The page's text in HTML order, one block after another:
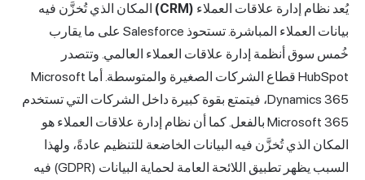
يُعد نظام إدارة علاقات العملاء(CRM)
المكان الذي تُخزَّن فيه
بيانات العملاء المباشرة. تستحوذ Salesforce على ما يقارب
خُمس سوق أنظمة إدارة علاقات العملاء العالمي. وتتصدر
HubSpot قطاع الشركات الصغيرة والمتوسطة. أما Microsoft
Dynamics 365، فيتمتع بقوة كبيرة داخل الشركات التي تستخدم
Microsoft 365 بالفعل. كما أن نظام إدارة علاقات العملاء هو
المكان الذي تُخزَّن فيه البيانات الخاضعة للتنظيم عادةً، ولهذا
السبب يظهر تطبيق اللائحة العامة لحماية البيانات (GDPR) فيه